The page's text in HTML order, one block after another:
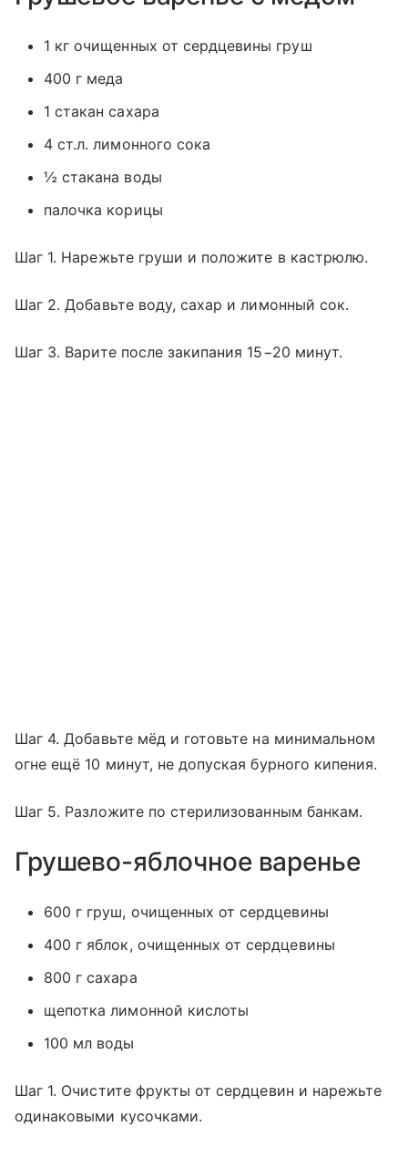
1 кг очищенных от сердцевины груш
400 г меда
1 стакан сахара
4 ст.л. лимонного сока
½ стакана воды
палочка корицы
Шаг 1. Нарежьте груши и положите в кастрюлю.
Шаг 2. Добавьте воду, сахар и лимонный сок.
Шаг 3. Варите после закипания 15−20 минут.
Шаг 4. Добавьте мёд и готовьте на минимальном
огне ещё 10 минут, не допуская бурного кипения.
Шаг 5. Разложите по стерилизованным банкам.
Грушево-яблочное варенье
600 г груш, очищенных от сердцевины
400 г яблок, очищенных от сердцевины
800 г сахара
щепотка лимонной кислоты
100 мл воды
Шаг 1. Очистите фрукты от сердцевин и нарежьте
одинаковыми кусочками.